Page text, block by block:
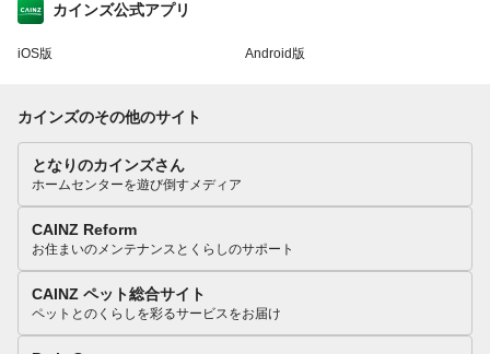
カインズ公式アプリ
iOS版 Android版
カインズのその他のサイト
となりのカインズさん
ホームセンターを遊び倒すメディア
CAINZ Reform
お住まいのメンテナンスとくらしのサポート
CAINZ ペット総合サイト
ペットとのくらしを彩るサービスをお届け